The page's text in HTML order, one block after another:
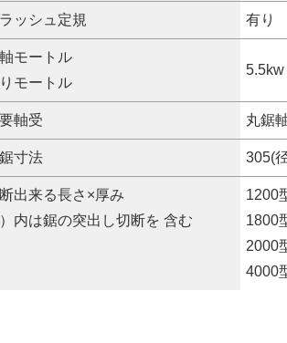
ッシュ定規 有り
モートル
モートル
軸受 丸鋸
寸法 305(
出来る長さ×厚み
）内は鋸の突出し切断を 含む
1200
1800
2000
4000